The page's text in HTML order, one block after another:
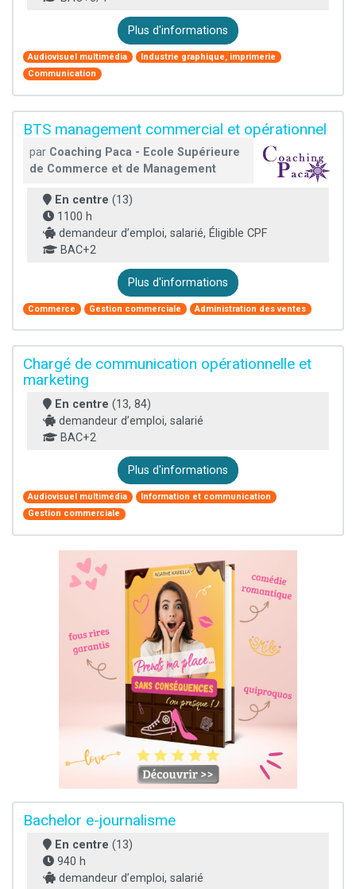
Plus d'informations
Audiovisuel multimédia
Industrie graphique, imprimerie
Communication
BTS management commercial et opérationnel
par Coaching Paca - Ecole Supérieure
de Commerce et de Management
En centre (13)
1100 h
demandeur d’emploi, salarié, Éligible CPF
BAC+2
Plus d'informations
Commerce Gestion commerciale Administration des ventes
Chargé de communication opérationnelle et
marketing
En centre (13, 84)
demandeur d’emploi, salarié
BAC+2
Plus d'informations
Audiovisuel multimédia
Information et communication
Gestion commerciale
Bachelor e-journalisme
En centre (13)
940 h
demandeur d’emploi, salarié